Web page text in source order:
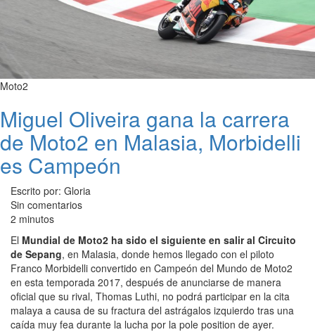
Moto2
Miguel Oliveira gana la carrera
de Moto2 en Malasia, Morbidelli
es Campeón
Escrito por: Gloria
Sin comentarios
2 minutos
El Mundial de Moto2 ha sido el siguiente en salir al Circuito
de Sepang, en Malasia, donde hemos llegado con el piloto
Franco Morbidelli convertido en Campeón del Mundo de Moto2
en esta temporada 2017, después de anunciarse de manera
oficial que su rival, Thomas Luthi, no podrá participar en la cita
malaya a causa de su fractura del astrágalos izquierdo tras una
caída muy fea durante la lucha por la pole position de ayer.